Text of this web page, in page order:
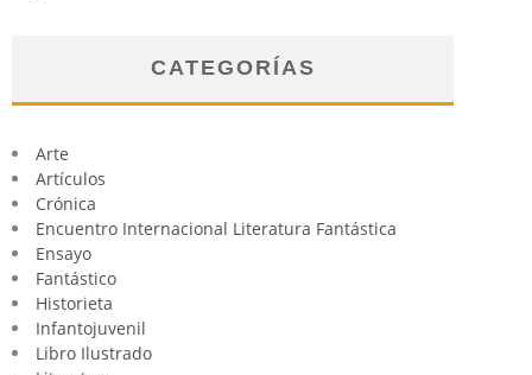
CATEGORÍAS
Arte
Artículos
Crónica
Encuentro Internacional Literatura Fantástica
Ensayo
Fantástico
Historieta
Infantojuvenil
Libro Ilustrado